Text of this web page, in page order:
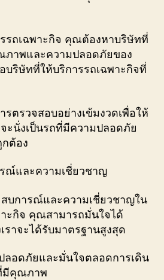
รถเฉพาะกิจ คุณต้องหาบริษัทที่
าพและความปลอดภัยของ
บริษัทที่ให้บริการรถเฉพาะกิจที่
รตรวจสอบอย่างเข้มงวดเพื่อให้
นั่งเป็นรถที่มีความปลอดภัย
ต้อง
ณ์และความเชี่ยวชาญ
บการณ์และความเชี่ยวชาญใน
ะกิจ คุณสามารถมั่นใจได้
ราจะได้รับมาตรฐานสูงสุด
ลอดภัยและมั่นใจตลอดการเดิน
มีคุณภาพ